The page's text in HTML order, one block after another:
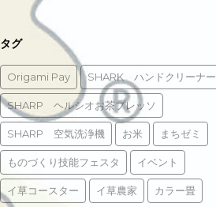
タグ
Origami Pay SHARK ハンドクリーナー
SHARP ヘルシオお茶プレッソ
SHARP 空気洗浄機 お米 まちゼミ
ものづくり技能フェスタ イベント
イ草コースター イ草農家 カラー畳